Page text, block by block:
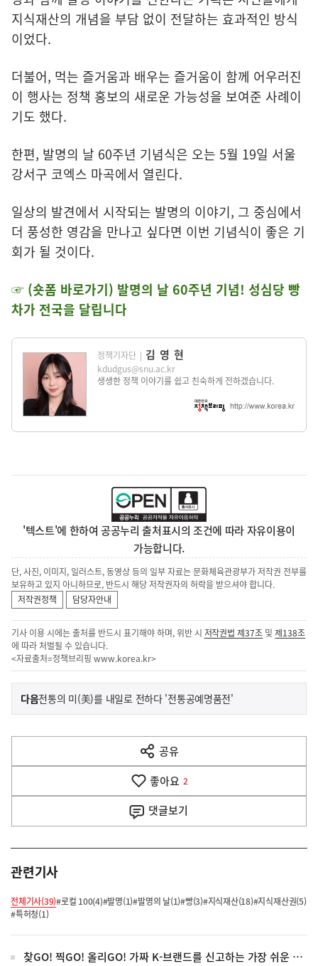
지식재산의 개념을 부담 없이 전달하는 효과적인 방식
이었다.
더불어, 먹는 즐거움과 배우는 즐거움이 함께 어우러진
이 행사는 정책 홍보의 새로운 가능성을 보여준 사례이
기도 했다.
한편, 발명의 날 60주년 기념식은 오는 5월 19일 서울
강서구 코엑스 마곡에서 열린다.
일상의 발견에서 시작되는 발명의 이야기, 그 중심에서
더 풍성한 영감을 만나고 싶다면 이번 기념식이 좋은 기
회가 될 것이다.
☞ (숏폼 바로가기) 발명의 날 60주년 기념! 성심당 빵
차가 전국을 달립니다
정책기자단 | 김영현
kdudgus@snu.ac.kr
생생한 정책 이야기를 쉽고 친숙하게 전하겠습니다.
'텍스트'에 한하여 공공누리 출처표시의 조건에 따라 자유이용이
가능합니다.
단, 사진, 이미지, 일러스트, 동영상 등의 일부 자료는 문화체육관광부가 저작권 전부를
보유하고 있지 아니하므로, 반드시 해당 저작권자의 허락을 받으셔야 합니다.
저작권정책
담당자안내
기사 이용 시에는 출처를 반드시 표기해야 하며, 위반 시 저작권법 제37조 및제138조
에 따라 처벌될 수 있습니다.
<자료출처=정책브리핑 www.korea.kr>
이
전
다
음
다음기
사
전통의 미(美)를 내일로 전하다 '전통공예명품전'
공유
열
기
좋아요 2
댓글보기
관련기사
전체기사(39)#로컬 100(4)#발명(1)#발명의 날(1)#빵(3)#지식재산(18)#지식재산권(5)
#특허청(1)
찾GO! 찍GO! 올리GO! 가짜 K-브랜드를 신고하는 가장 쉬운 방법